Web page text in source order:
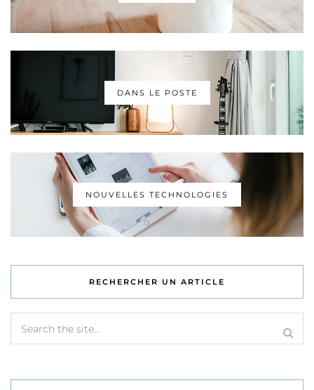
DANS LE POSTE
NOUVELLES TECHNOLOGIES
RECHERCHER UN ARTICLE